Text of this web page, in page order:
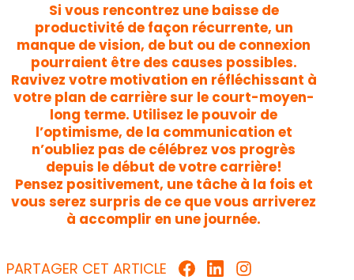
Si vous rencontrez une baisse de
productivité de façon récurrente, un
manque de vision, de but ou de connexion
pourraient être des causes possibles.
Ravivez votre motivation en réfléchissant à
votre plan de carrière sur le court-moyen-
long terme. Utilisez le pouvoir de
l’optimisme, de la communication et
n’oubliez pas de célébrez vos progrès
depuis le début de votre carrière!
Pensez positivement, une tâche à la fois et
vous serez surpris de ce que vous arriverez
à accomplir en une journée.
PARTAGER CET ARTICLE